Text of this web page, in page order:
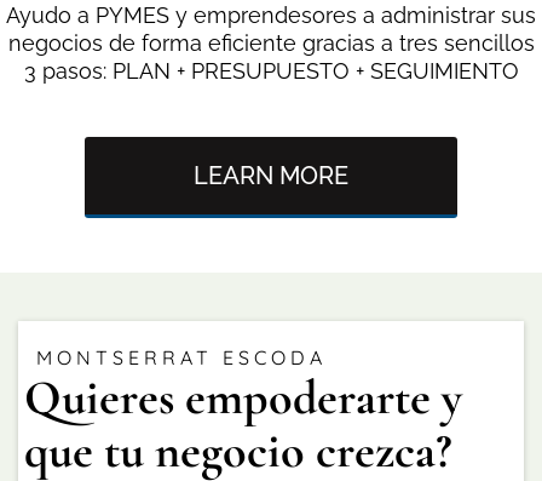
Ayudo a PYMES y emprendesores a administrar sus
negocios de forma eficiente gracias a tres sencillos
3 pasos: PLAN + PRESUPUESTO + SEGUIMIENTO
LEARN MORE
MONTSERRAT ESCODA
Quieres empoderarte y
que tu negocio crezca?